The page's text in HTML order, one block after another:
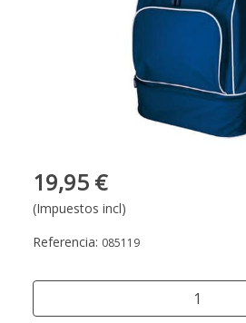
19,95 €
(Impuestos incl)
Referencia: 085119